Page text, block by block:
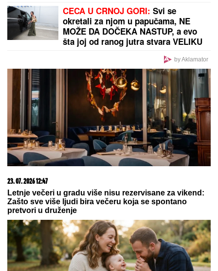
PREPORUKA ZA VAS
"KADA JE SHVATILA DA DOLAZI KRAJ TO NAM JE
TRAŽILA"Pevačica se lavovski borila sa
karcinomom, pred smrt imala samo jedan zahtev:
"Trudimo se da joj ispunimo želju"
"HOĆEŠ TI DA SE SKIDAŠ ILI JA DA
TE SKINEM?"
jezivo zlostavljanje, o traumi samo
jednom govorila: "Ceo dan sam bila
zaključana"